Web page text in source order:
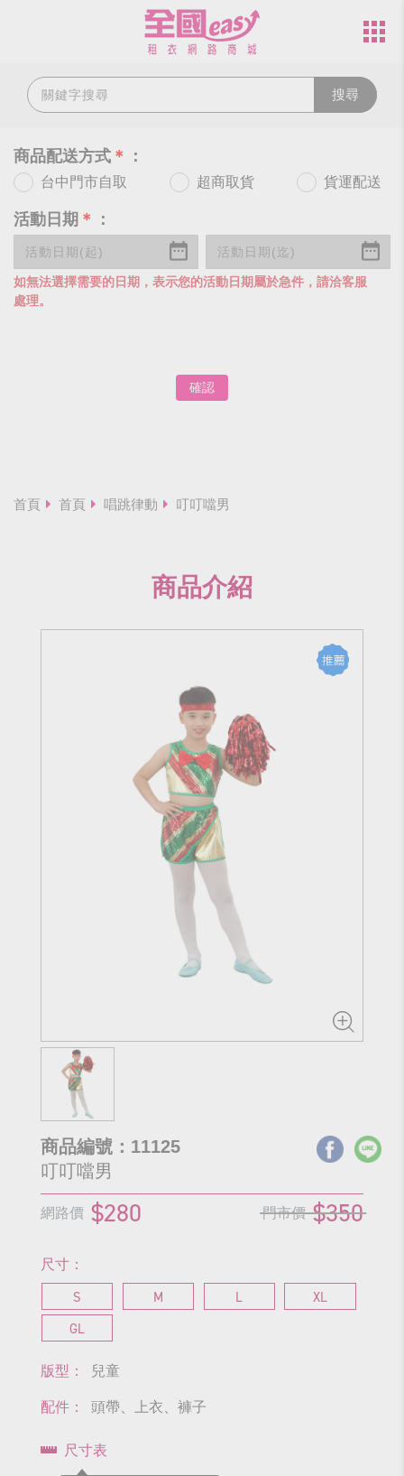
搜尋
商品配送方式 ＊ ：
台中門市自取 超商取貨 貨運配送
活動日期 ＊ ：
如無法選擇需要的日期，表示您的活動日期屬於急件，請洽客服
處理。
確認
首頁 首頁 唱跳律動 叮叮噹男
商品介紹
商品編號：11125
叮叮噹男
網路價 $280 門市價 $350
尺寸：
S M L
XL
GL
版型： 兒童
配件： 頭帶、上衣、褲子
尺寸表